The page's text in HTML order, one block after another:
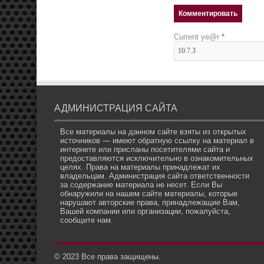
Current ye@r *
АДМИНИСТРАЦИЯ САЙТА
Все материалы на данном сайте взяты из открытых
источников — имеют обратную ссылку на материал в
интернете или присланы посетителями сайта и
предоставляются исключительно в ознакомительных
целях. Права на материалы принадлежат их
владельцам. Администрация сайта ответственности
за содержание материала не несет. Если Вы
обнаружили на нашем сайте материалы, которые
нарушают авторские права, принадлежащие Вам,
Вашей компании или организации, пожалуйста,
сообщите нам.
© 2023 Все права защищены.